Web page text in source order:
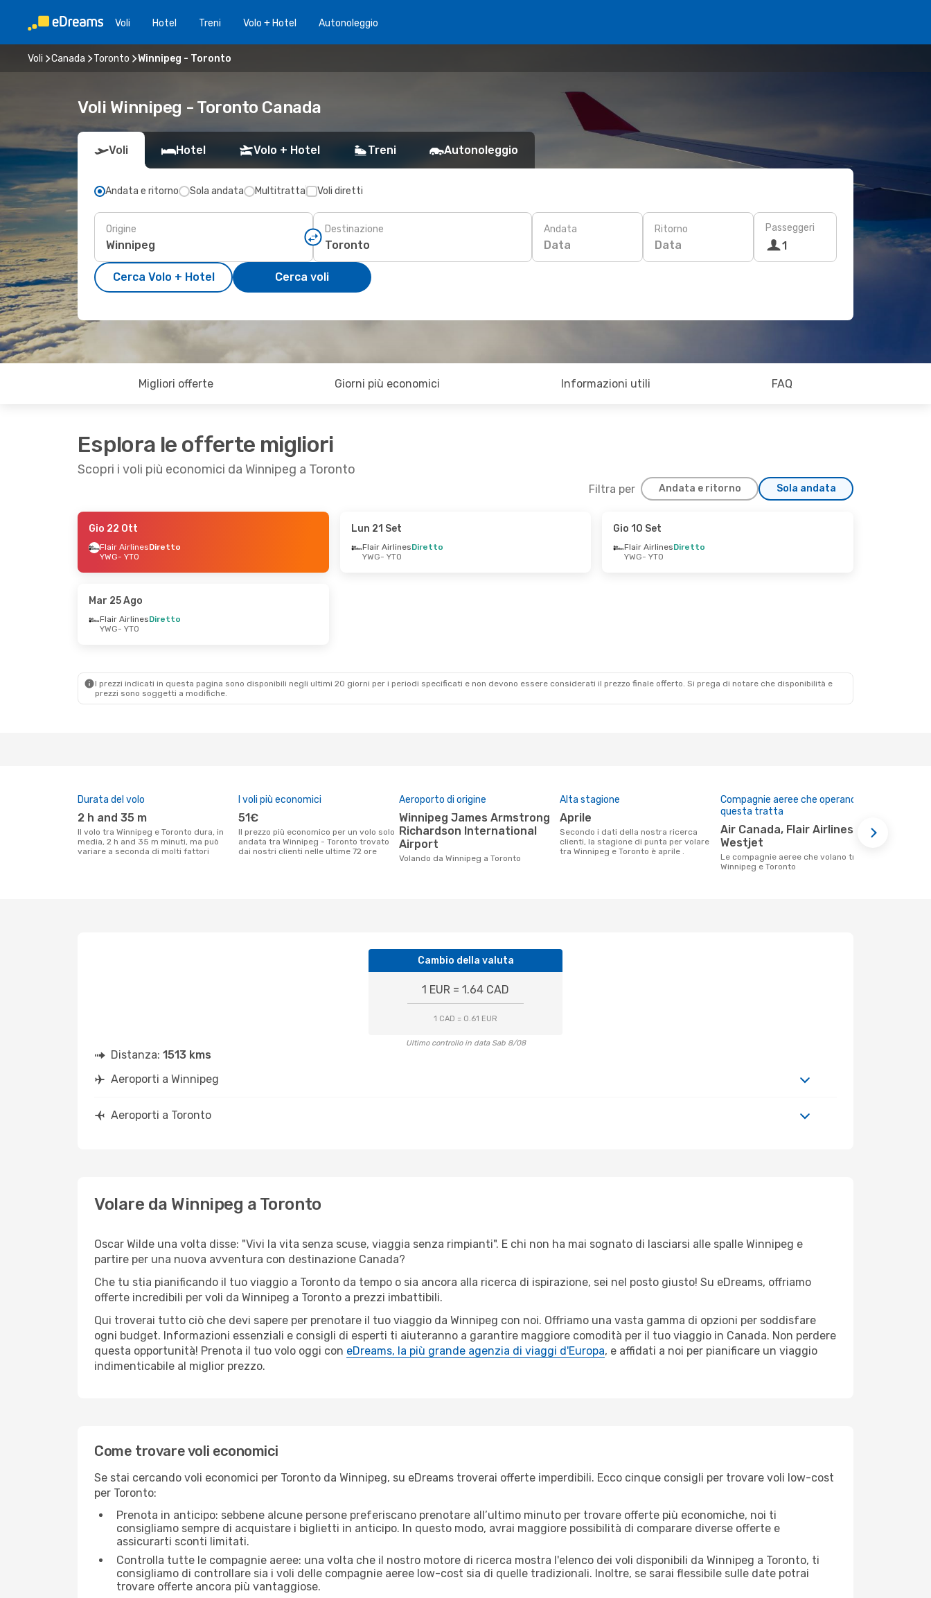
Voli Hotel Treni Volo + Hotel Autonoleggio
Voli Canada Toronto Winnipeg - Toronto
Voli Winnipeg - Toronto Canada
Voli Hotel Volo + Hotel Treni Autonoleggio
Andata e ritorno Sola andata Multitratta Voli diretti
Origine Destinazione Andata
Data
Ritorno
Data
Passeggeri
1
Cerca Volo + Hotel Cerca voli
Migliori offerte Giorni più economici Informazioni utili FAQ
Esplora le offerte migliori
Scopri i voli più economici da Winnipeg a Toronto
Filtra per Andata e ritorno Sola andata
- Dom 6 Set
Diretto
Gio 22 Ott
Flair AirlinesDiretto
YWG- YTO
Lun 21 Set
Flair AirlinesDiretto
YWG- YTO
Gio 10 Set
Flair AirlinesDiretto
YWG- YTO
Mar 25 Ago
Flair AirlinesDiretto
YWG- YTO
I prezzi indicati in questa pagina sono disponibili negli ultimi 20 giorni per i periodi specificati e non devono essere considerati il ​​prezzo finale offerto. Si prega di notare che disponibilità e
prezzi sono soggetti a modifiche.
Durata del volo
2 h and 35 m
Il volo tra Winnipeg e Toronto dura, in
media, 2 h and 35 m minuti, ma può
variare a seconda di molti fattori
I voli più economici
51€
Il prezzo più economico per un volo solo
andata tra Winnipeg - Toronto trovato
dai nostri clienti nelle ultime 72 ore
Aeroporto di origine
Winnipeg James Armstrong
Richardson International
Airport
Volando da Winnipeg a Toronto
Alta stagione
aprile
Secondo i dati della nostra ricerca
clienti, la stagione di punta per volare
tra Winnipeg e Toronto è aprile .
Compagnie aeree che operano su
questa tratta
Air Canada, Flair Airlines,
Westjet
Le compagnie aeree che volano tra
Winnipeg e Toronto
Cambio della valuta
1 EUR = 1.64 CAD
1 CAD = 0.61 EUR
Ultimo controllo in data Sab 8/08
Distanza: 1513 kms
Aeroporti a Winnipeg
Aeroporti a Toronto
Volare da Winnipeg a Toronto
Oscar Wilde una volta disse: "Vivi la vita senza scuse, viaggia senza rimpianti". E chi non ha mai sognato di lasciarsi alle spalle Winnipeg e
partire per una nuova avventura con destinazione Canada?
Che tu stia pianificando il tuo viaggio a Toronto da tempo o sia ancora alla ricerca di ispirazione, sei nel posto giusto! Su eDreams, offriamo
offerte incredibili per voli da Winnipeg a Toronto a prezzi imbattibili.
Qui troverai tutto ciò che devi sapere per prenotare il tuo viaggio da Winnipeg con noi. Offriamo una vasta gamma di opzioni per soddisfare
ogni budget. Informazioni essenziali e consigli di esperti ti aiuteranno a garantire maggiore comodità per il tuo viaggio in Canada. Non perdere
questa opportunità! Prenota il tuo volo oggi con eDreams, la più grande agenzia di viaggi d'Europa, e affidati a noi per pianificare un viaggio
indimenticabile al miglior prezzo.
Come trovare voli economici
Se stai cercando voli economici per Toronto da Winnipeg, su eDreams troverai offerte imperdibili. Ecco cinque consigli per trovare voli low-cost
per Toronto:
Prenota in anticipo: sebbene alcune persone preferiscano prenotare all’ultimo minuto per trovare offerte più economiche, noi ti
consigliamo sempre di acquistare i biglietti in anticipo. In questo modo, avrai maggiore possibilità di comparare diverse offerte e
assicurarti sconti limitati.
Controlla tutte le compagnie aeree: una volta che il nostro motore di ricerca mostra l'elenco dei voli disponibili da Winnipeg a Toronto, ti
consigliamo di controllare sia i voli delle compagnie aeree low-cost sia di quelle tradizionali. Inoltre, se sarai flessibile sulle date potrai
trovare offerte ancora più vantaggiose.